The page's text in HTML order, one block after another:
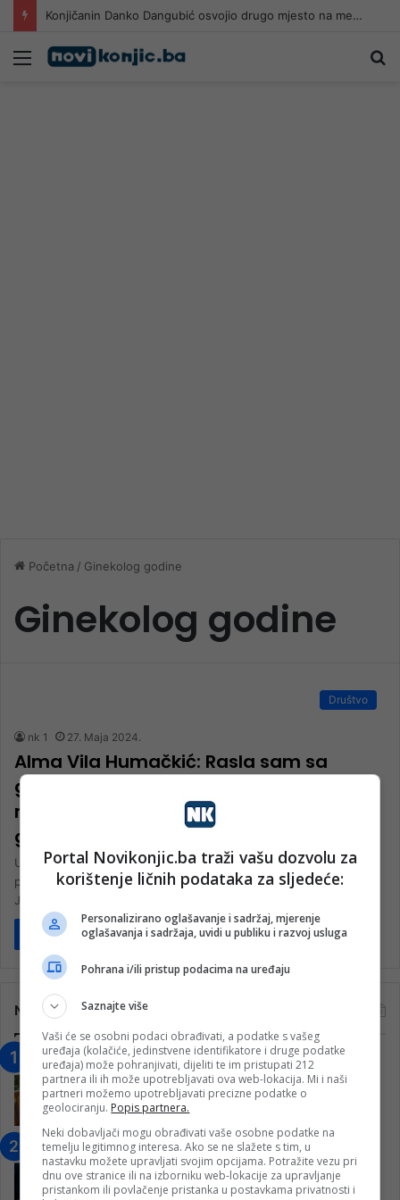
Konjičanin Danko Dangubić osvojio drugo mjesto na međunarodnim skokovima sa vodopada u Jajcu
Meni
Početna / Ginekolog godine
Ginekolog godine
Društvo
nk 1 27. Maja 2024.
Alma Vila Humačkić: Rasla sam sa
ginekologijom i ona je bila dio mene
mnogo prije nego sam i sama postala
ginekolog
U svijetu ginekologije i akušerstva, neka imena se ističu po svojoj
posvećenosti, stručnosti i predanosti poboljšanju zdravlja žena.
Jedno od…
Pročitaj više
Najčitanije
“Obrazovanje gradi BiH-Jovan Divjak“
– Konjic je u posljednje 22 godine imao
25 ​​stipendista
15. Februara 2023.
Nogometaši Igmana iznenadili
Konjičanke cvijećem i besplatnim
ulazom na utakmicu
Portal Novikonjic.ba traži vašu dozvolu za
korištenje ličnih podataka za sljedeće:
Personalizirano oglašavanje i sadržaj, mjerenje
oglašavanja i sadržaja, uvidi u publiku i razvoj usluga
Pohrana i/ili pristup podacima na uređaju
Saznajte više
Vaši će se osobni podaci obrađivati, a podatke s vašeg
uređaja (kolačiće, jedinstvene identifikatore i druge podatke
uređaja) može pohranjivati, dijeliti te im pristupati 212
partnera ili ih može upotrebljavati ova web-lokacija. Mi i naši
partneri možemo upotrebljavati precizne podatke o
geolociranju. Popis partnera.
Neki dobavljači mogu obrađivati vaše osobne podatke na
temelju legitimnog interesa. Ako se ne slažete s tim, u
nastavku možete upravljati svojim opcijama. Potražite vezu pri
dnu ove stranice ili na izborniku web-lokacije za upravljanje
pristankom ili povlačenje pristanka u postavkama privatnosti i